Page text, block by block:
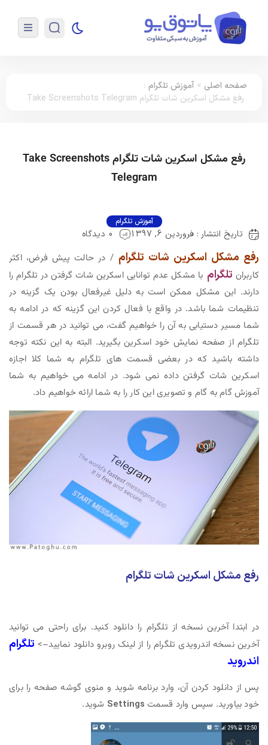
صفحه اصلی > آموزش تلگرام :
رفع مشکل اسکرین شات تلگرام Take Screenshots Telegram
رفع مشکل اسکرین شات تلگرام Take Screenshots
Telegram
آموزش تلگرام
تاریخ انتشار : فروردین 6, 1397 0 دیدگاه
رفع مشکل اسکرین شات تلگرام / در حالت پیش فرض، اکثر
کاربران تلگرام با مشکل عدم توانایی اسکرین شات گرفتن در تلگرام را
دارند. این مشکل ممکن است به دلیل غیرفعال بودن یک گزینه در
تنظیمات شما باشد. در واقع با فعال کردن این گزینه که در ادامه به
شما مسیر دستیابی به آن را خواهیم گفت، می توانید در هر قسمت از
تلگرام از صفحه نمایش خود اسکرین بگیرید. البته به این نکته توجه
داشته باشید که در بعضی قسمت های تلگرام به شما کلا اجازه
اسکرین شات گرفتن داده نمی شود. در ادامه می خواهیم به شما
آموزش گام به گام و تصویری این کار را به شما ارائه خواهیم داد.
رفع مشکل اسکرین شات تلگرام
در ابتدا آخرین نسخه از تلگرام را دانلود کنید. برای راحتی می توانید
آخرین نسخه اندرویدی تلگرام را از لینک روبرو دانلود نمایید–> تلگرام
اندروید
پس از دانلود کردن آن، وارد برنامه شوید و منوی گوشه صفحه را برای
خود بیاورید. سپس وارد قسمت Settings شوید.